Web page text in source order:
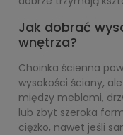
Jak dobrać
wnętrza?
Choinka ścienna
wysokości ściany,
między meblami,
lub zbyt szeroka
ciężko, nawet jeśli